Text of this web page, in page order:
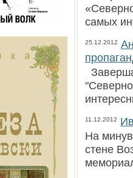
самых
25.12.2012
11.12.2012
На
стене